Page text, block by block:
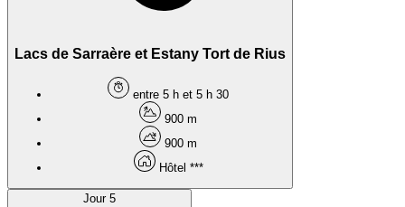
Lacs de Sarraère et Estany Tort de Rius
entre 5 h et 5 h 30
900 m
900 m
Hôtel ***
Jour 5